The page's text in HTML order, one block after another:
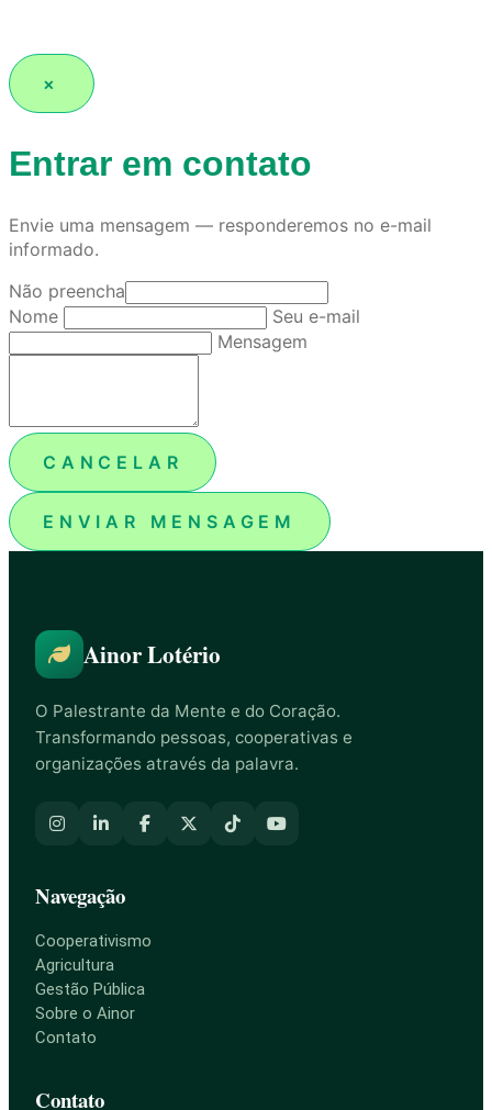
×
Entrar em contato
Envie uma mensagem — responderemos no e-mail
informado.
Não preencha
Nome
Seu e-mail
Mensagem
CANCELAR
ENVIAR MENSAGEM
Ainor Lotério
O Palestrante da Mente e do Coração.
Transformando pessoas, cooperativas e
organizações através da palavra.
Navegação
Cooperativismo
Agricultura
Gestão Pública
Sobre o Ainor
Contato
Contato